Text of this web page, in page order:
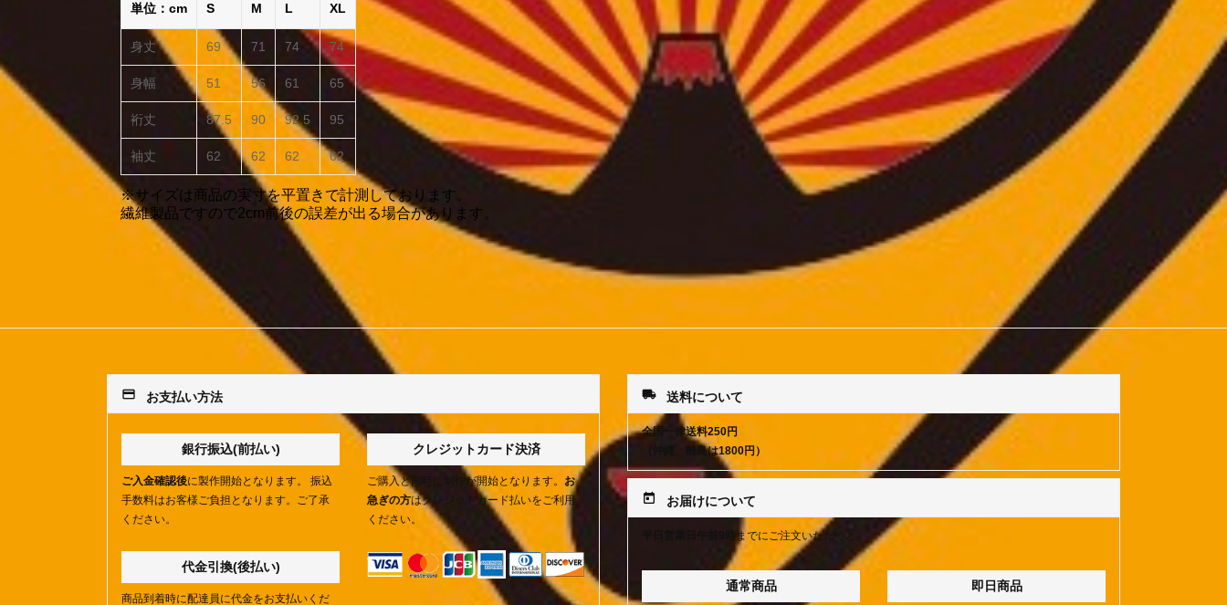
単位：cm S M L XL
身丈 69 71 74 74
身幅 51 56 61 65
裄丈 87.5 90 92.5 95
袖丈 62 62 62 62
※サイズは商品の実寸を平置きで計測しております。
繊維製品ですので2cm前後の誤差が出る場合があります。
payment お支払い方法
銀行振込(前払い)
ご入金確認後に製作開始となります。 振込
手数料はお客様ご負担となります。ご了承
ください。
代金引換(後払い)
商品到着時に配達員に代金をお支払いくだ
クレジットカード決済
ご購入と同時に制作が開始となります。 お
急ぎの方はクレジットカード払いをご利用
ください。
local_shipping 送料について
全国一律送料250円
（沖縄、離島は1800円）
today お届けについて
平日営業日午前9時までにご注文いただくと
通常商品 即日商品